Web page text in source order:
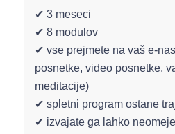
✔ 3 meseci
✔ 8 modulov
✔ vse prejmete na vaš e-
posnetke, video posnetke,
meditacije)
✔ spletni program ostane
✔ izvajate ga lahko